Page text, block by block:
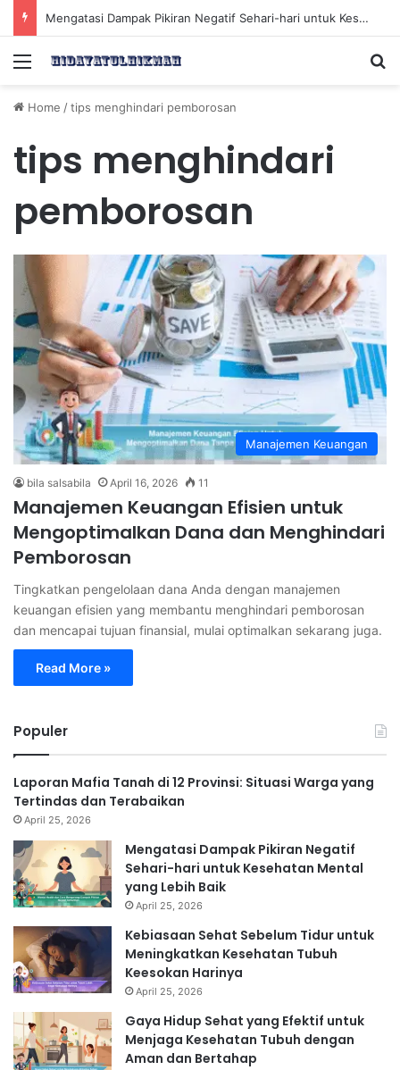
Mengatasi Dampak Pikiran Negatif Sehari-hari untuk Kesehatan Mental yang Lebih Baik
Menu
Home /tips menghindari pemborosan
tips menghindari
pemborosan
Manajemen Keuangan
bila salsabila April 16, 2026 11
Manajemen Keuangan Efisien untuk
Mengoptimalkan Dana dan Menghindari
Pemborosan
Tingkatkan pengelolaan dana Anda dengan manajemen
keuangan efisien yang membantu menghindari pemborosan
dan mencapai tujuan finansial, mulai optimalkan sekarang juga.
Read More »
Populer
Laporan Mafia Tanah di 12 Provinsi: Situasi Warga yang
Tertindas dan Terabaikan
April 25, 2026
Mengatasi Dampak Pikiran Negatif
Sehari-hari untuk Kesehatan Mental
yang Lebih Baik
April 25, 2026
Kebiasaan Sehat Sebelum Tidur untuk
Meningkatkan Kesehatan Tubuh
Keesokan Harinya
April 25, 2026
Gaya Hidup Sehat yang Efektif untuk
Menjaga Kesehatan Tubuh dengan
Aman dan Bertahap